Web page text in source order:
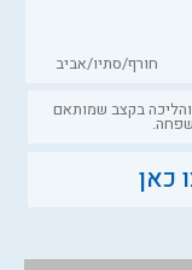
חורף/סתיו/אביב
בקצב שמותאם